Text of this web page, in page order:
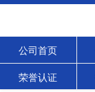
公司首页
荣誉认证